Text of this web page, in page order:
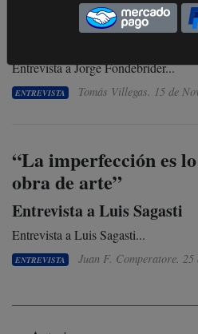
solipsista”
Entrevista a Jorge Fondebrider...
ENTREVISTA Tomás Villegas. 15 de
“La imperfección es
obra de arte”
Entrevista a Luis Sagasti
Entrevista a Luis Sagasti...
ENTREVISTA Juan F. Comperatore.25